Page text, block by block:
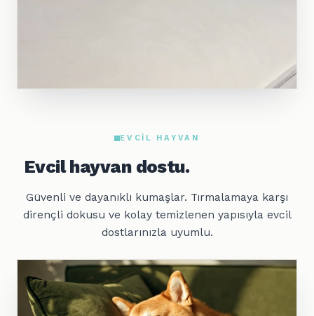
EVCIL HAYVAN
Evcil hayvan dostu.
Güvenli ve dayanıklı kumaşlar. Tırmalamaya karşı
dirençli dokusu ve kolay temizlenen yapısıyla evcil
dostlarınızla uyumlu.